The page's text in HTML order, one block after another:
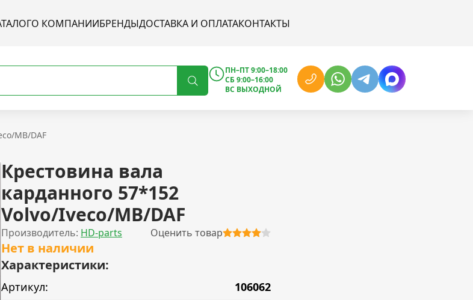
О КОМПАНИИБРЕНДЫДОСТАВКА И ОПЛАТАКОНТАКТЫ
ПН–ПТ 9:00–18:00
СБ 9:00–16:00
ВС ВЫХОДНОЙ
MB/DAF
Крестовина вала
карданного 57*152
Volvo/Iveco/MB/DAF
Производитель: HD-parts Оценить товар
Нет в наличии
Характеристики:
Артикул:
106062